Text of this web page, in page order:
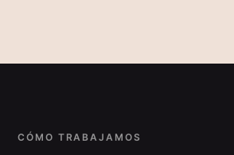
CÓMO TRABAJAMOS